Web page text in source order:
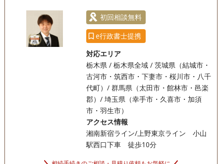
初回相談無料
e行政書士提携
対応エリア
栃木県 / 栃木県全域 / 茨城県（結城市・
古河市・筑西市・下妻市・桜川市・八千
代町）/ 群馬県（太田市・館林市・邑楽
郡）/ 埼玉県（幸手市・久喜市・加須
市・羽生市）
アクセス情報
湘南新宿ライン/上野東京ライン 小山
駅西口下車 徒歩10分